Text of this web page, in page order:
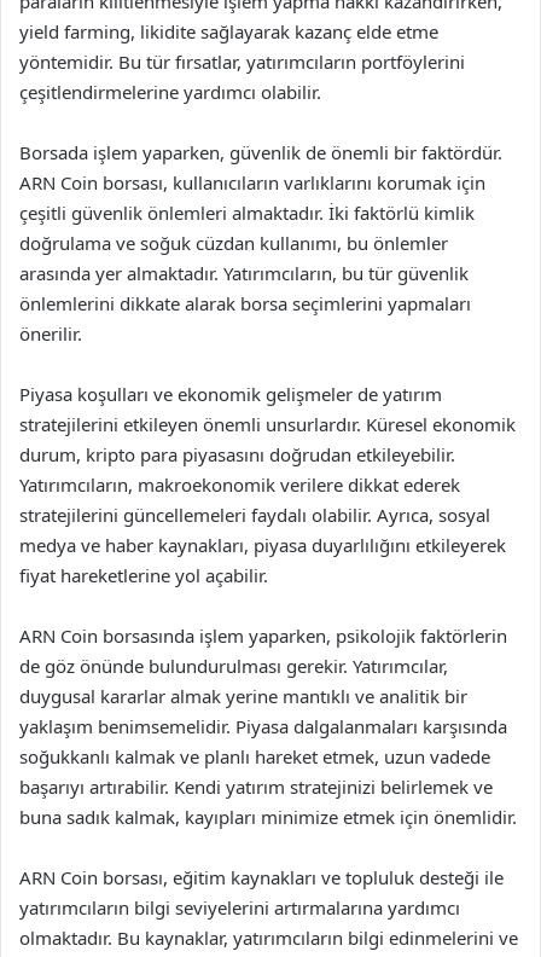
yield farming, likidite sağlayarak kazanç elde etme
yöntemidir. Bu tür fırsatlar, yatırımcıların portföylerini
çeşitlendirmelerine yardımcı olabilir.
Borsada işlem yaparken, güvenlik de önemli bir faktördür.
ARN Coin borsası, kullanıcıların varlıklarını korumak için
çeşitli güvenlik önlemleri almaktadır. İki faktörlü kimlik
doğrulama ve soğuk cüzdan kullanımı, bu önlemler
arasında yer almaktadır. Yatırımcıların, bu tür güvenlik
önlemlerini dikkate alarak borsa seçimlerini yapmaları
önerilir.
Piyasa koşulları ve ekonomik gelişmeler de yatırım
stratejilerini etkileyen önemli unsurlardır. Küresel ekonomik
durum, kripto para piyasasını doğrudan etkileyebilir.
Yatırımcıların, makroekonomik verilere dikkat ederek
stratejilerini güncellemeleri faydalı olabilir. Ayrıca, sosyal
medya ve haber kaynakları, piyasa duyarlılığını etkileyerek
fiyat hareketlerine yol açabilir.
ARN Coin borsasında işlem yaparken, psikolojik faktörlerin
de göz önünde bulundurulması gerekir. Yatırımcılar,
duygusal kararlar almak yerine mantıklı ve analitik bir
yaklaşım benimsemelidir. Piyasa dalgalanmaları karşısında
soğukkanlı kalmak ve planlı hareket etmek, uzun vadede
başarıyı artırabilir. Kendi yatırım stratejinizi belirlemek ve
buna sadık kalmak, kayıpları minimize etmek için önemlidir.
ARN Coin borsası, eğitim kaynakları ve topluluk desteği ile
yatırımcıların bilgi seviyelerini artırmalarına yardımcı
olmaktadır. Bu kaynaklar, yatırımcıların bilgi edinmelerini ve